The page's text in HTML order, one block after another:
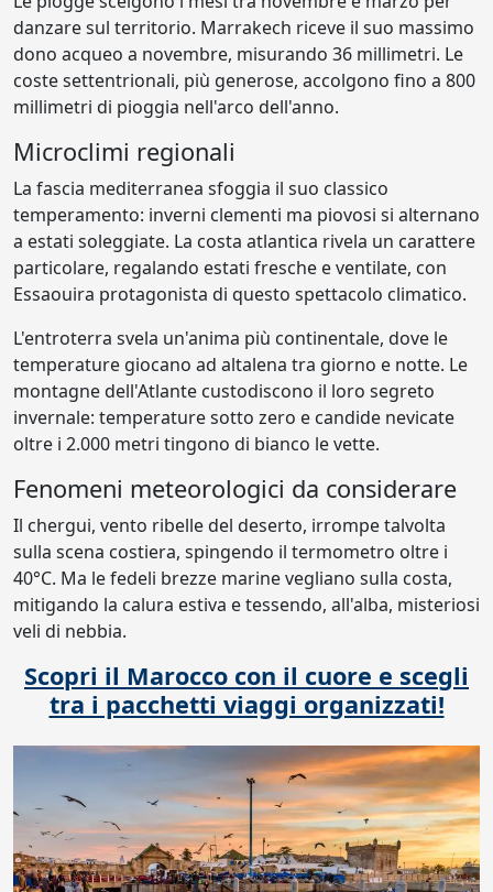
danzare sul territorio. Marrakech riceve il suo massimo
dono acqueo a novembre, misurando 36 millimetri. Le
coste settentrionali, più generose, accolgono fino a 800
millimetri di pioggia nell'arco dell'anno.
Microclimi regionali
La fascia mediterranea sfoggia il suo classico
temperamento: inverni clementi ma piovosi si alternano
a estati soleggiate. La costa atlantica rivela un carattere
particolare, regalando estati fresche e ventilate, con
Essaouira protagonista di questo spettacolo climatico.
L'entroterra svela un'anima più continentale, dove le
temperature giocano ad altalena tra giorno e notte. Le
montagne dell'Atlante custodiscono il loro segreto
invernale: temperature sotto zero e candide nevicate
oltre i 2.000 metri tingono di bianco le vette.
Fenomeni meteorologici da considerare
Il chergui, vento ribelle del deserto, irrompe talvolta
sulla scena costiera, spingendo il termometro oltre i
40°C. Ma le fedeli brezze marine vegliano sulla costa,
mitigando la calura estiva e tessendo, all'alba, misteriosi
veli di nebbia.
Scopri il Marocco con il cuore e scegli
tra i pacchetti viaggi organizzati!